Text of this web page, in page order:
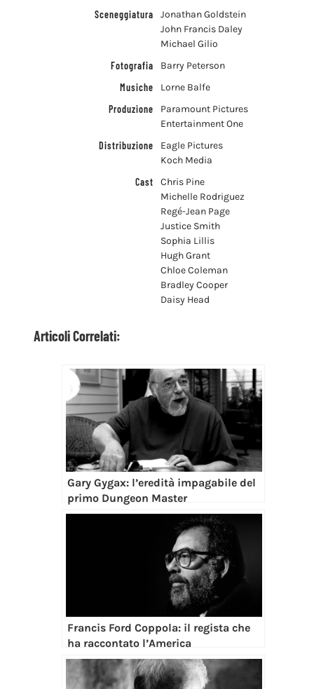
Sceneggiatura
Jonathan Goldstein
John Francis Daley
Michael Gilio
Fotografia
Barry Peterson
Musiche
Lorne Balfe
Produzione
Paramount Pictures
Entertainment One
Distribuzione
Eagle Pictures
Koch Media
Cast
Chris Pine
Michelle Rodriguez
Regé-Jean Page
Justice Smith
Sophia Lillis
Hugh Grant
Chloe Coleman
Bradley Cooper
Daisy Head
Articoli Correlati:
Gary Gygax: l’eredità impagabile del
primo Dungeon Master
Francis Ford Coppola: il regista che
ha raccontato l’America